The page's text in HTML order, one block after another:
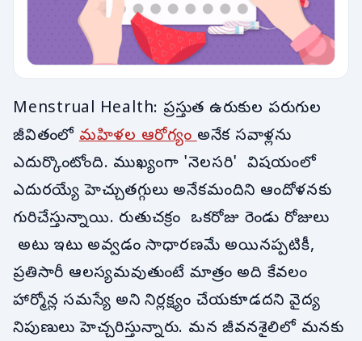
Menstrual Health: ప్రస్తుత ఉరుకుల పరుగుల
జీవితంలోమహిళల ఆరోగ్యంఅనేక సవాళ్లను
ఎదుర్కొంటోంది. ముఖ్యంగా 'నెలసరి' విషయంలో
ఎదురయ్యే హెచ్చుతగ్గులు అనేకమందిని ఆందోళనకు
గురిచేస్తున్నాయి. రుతుచక్రం ఒకరోజు రెండు రోజులు
అటు ఇటు అవ్వడం సాధారణమే అయినప్పటికీ,
ప్రతిసారీ ఆలస్యమవుతుంటే మాత్రం అది కేవలం
హార్మోన్ల సమస్యే అని నిర్లక్ష్యం చేయకూడదని వైద్య
నిపుణులు హెచ్చరిస్తున్నారు. మన జీవనశైలిలో మనకు